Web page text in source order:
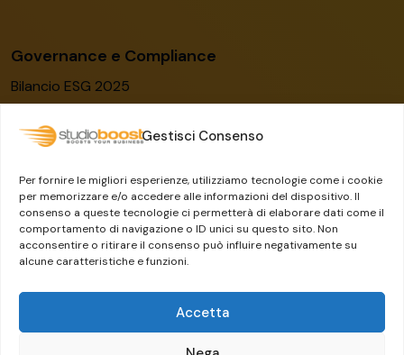
Gestisci Consenso
Per fornire le migliori esperienze, utilizziamo tecnologie come i cookie
per memorizzare e/o accedere alle informazioni del dispositivo. Il
consenso a queste tecnologie ci permetterà di elaborare dati come il
comportamento di navigazione o ID unici su questo sito. Non
acconsentire o ritirare il consenso può influire negativamente su
alcune caratteristiche e funzioni.
Accetta
Governance e Compliance
Bilancio ESG 2025
Modello organizzativo
Whistleblowing
Il Gruppo Dylog-Buffetti